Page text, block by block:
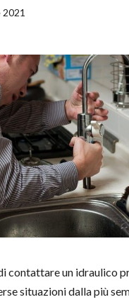
contattare un idraulico
situazioni dalla più